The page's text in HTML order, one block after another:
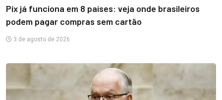
Pix já funciona em 8 países: veja onde brasileiros
podem pagar compras sem cartão
3 de agosto de 2026